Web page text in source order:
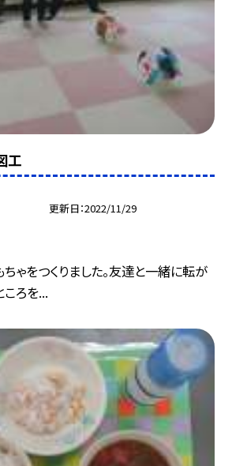
工
更新日 2022/11/29
ゃをつくりました。友達と一緒に転が
ころを...